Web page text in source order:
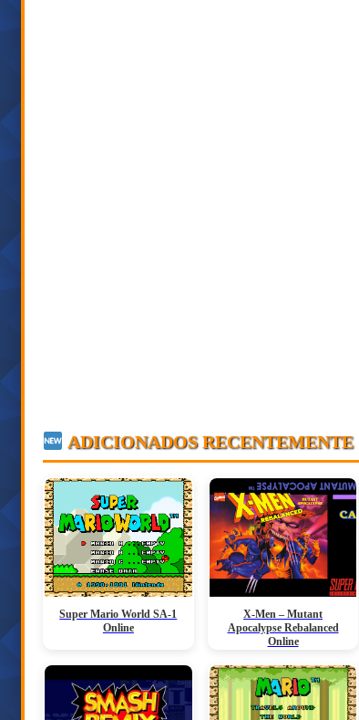
ADICIONADOS RECENTEMENTE
Super Mario World SA-1
Online
X-Men – Mutant
Apocalypse Rebalanced
Online